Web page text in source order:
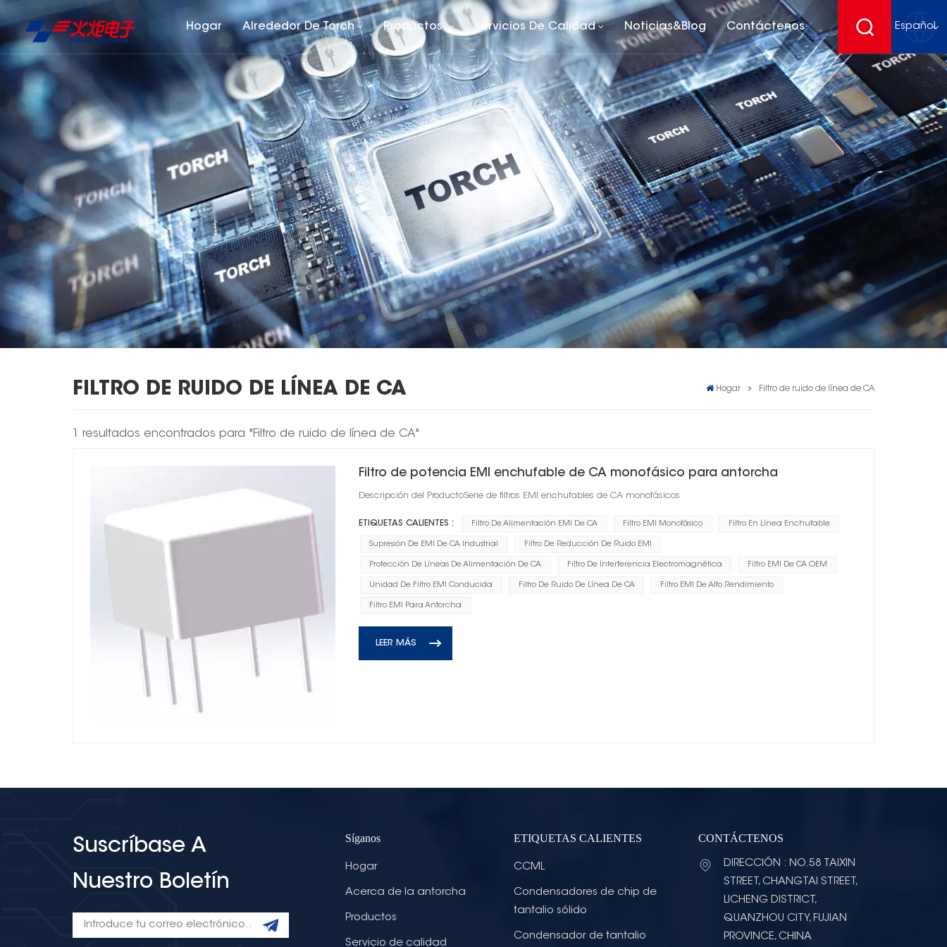
Hogar Alrededor De Torch Productos Servicios De Calidad Noticias&Blog Contáctenos Español
English
français
Deutsch
español
FILTRO DE RUIDO DE LÍNEA DE CA Hogar Filtro de ruido de línea de CA
1 resultados encontrados para "Filtro de ruido de línea de CA"
Filtro de potencia EMI enchufable de CA monofásico para antorcha
Descripción del ProductoSerie de filtros EMI enchufables de CA monofásicos
ETIQUETAS CALIENTES : Filtro De Alimentación EMI De CA Filtro EMI Monofásico Filtro En Línea Enchufable
Supresión De EMI De CA Industrial Filtro De Reducción De Ruido EMI
Protección De Líneas De Alimentación De CA Filtro De Interferencia Electromagnética Filtro EMI De CA OEM
Unidad De Filtro EMI Conducida Filtro De Ruido De Línea De CA Filtro EMI De Alto Rendimiento
Filtro EMI Para Antorcha
LEER MÁS
Suscríbase A
Nuestro Boletín
Síganos
Hogar
Acerca de la antorcha
Productos
Servicio de calidad
ETIQUETAS CALIENTES
CCML
Condensadores de chip de
tantalio sólido
Condensador de tantalio
CONTÁCTENOS
DIRECCIÓN : NO.58 TAIXIN
STREET, CHANGTAI STREET,
LICHENG DISTRICT,
QUANZHOU CITY, FUJIAN
PROVINCE, CHINA